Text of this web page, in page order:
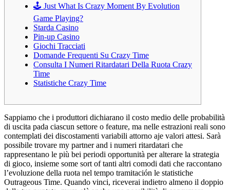
🕹️ Just What Is Crazy Moment By Evolution
Game Playing?
Starda Casino
Pin-up Casino
Giochi Tracciati
Domande Frequenti Su Crazy Time
Consulta I Numeri Ritardatari Della Ruota Crazy
Time
Statistiche Crazy Time
Sappiamo che i produttori dichiarano il costo medio delle probabilità
di uscita pada ciascun settore o feature, ma nelle estrazioni reali sono
contemplati dei discostamenti variabili attorno aje valori attesi. Sarà
possibile trovare my partner and i numeri ritardatari che
rappresentano le più bei periodi opportunità per alterare la strategia
di gioco, insieme some sort of tanti altri comodi dati che raccontano
l’evoluzione della ruota nel tempo tramitación le statistiche
Outrageous Time. Quando vinci, riceverai indietro almeno il doppio